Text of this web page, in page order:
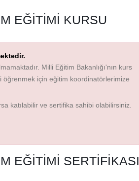
EĞITIMI KURSU
Milli Eğitim Bakanlığı'nın kurs
öğrenmek için eğitim koordinatörlerimize
katılabilir ve sertifika sahibi olabilirsiniz.
EĞITIMI SERTIFIKASI